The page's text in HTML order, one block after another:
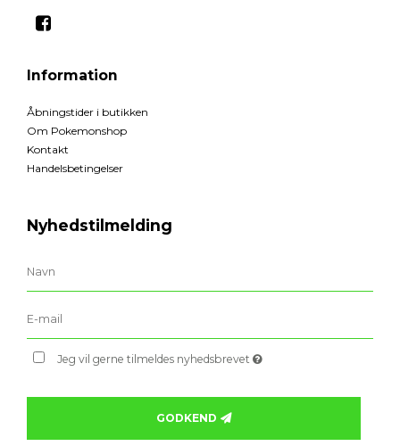
Information
Åbningstider i butikken
Om Pokemonshop
Kontakt
Handelsbetingelser
Nyhedstilmelding
Jeg vil gerne tilmeldes nyhedsbrevet
GODKEND